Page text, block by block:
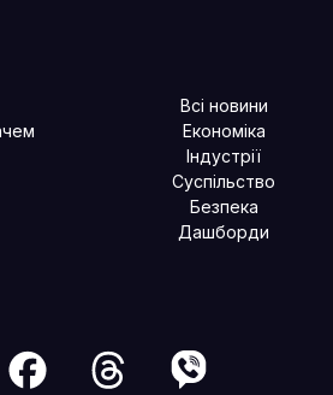
Всі новини
Економіка
Індустрії
Суспільство
Безпека
Дашборди
в наших соцмережах